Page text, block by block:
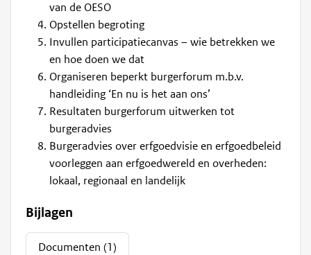
van de OESO
Opstellen begroting
Invullen participatiecanvas – wie betrekken we
en hoe doen we dat
Organiseren beperkt burgerforum m.b.v.
handleiding ‘En nu is het aan ons’
Resultaten burgerforum uitwerken tot
burgeradvies
Burgeradvies over erfgoedvisie en erfgoedbeleid
voorleggen aan erfgoedwereld en overheden:
lokaal, regionaal en landelijk
Bijlagen
Documenten (1)